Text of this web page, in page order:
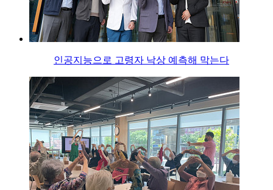
인공지능으로 고령자 낙상 예측해 막는다